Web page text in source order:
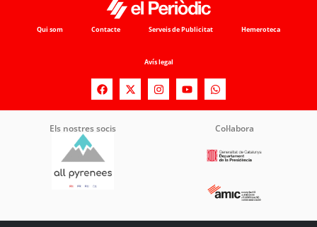
Qui som Contacte Serveis de Publicitat Hemeroteca
Avís legal
Els nostres socis Col·labora